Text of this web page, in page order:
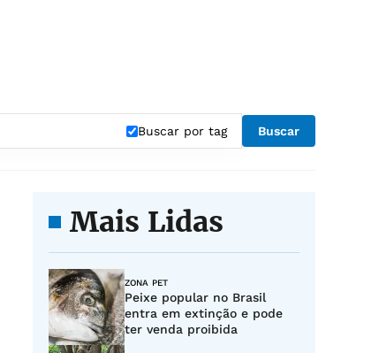
Buscar por tag Buscar
Mais Lidas
ZONA PET
Peixe popular no Brasil
entra em extinção e pode
ter venda proibida